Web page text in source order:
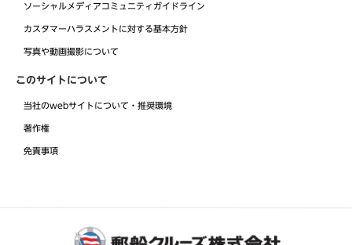
ソーシャルメディアコミュニティガイドライン
カスタマーハラスメントに対する基本方針
写真や動画撮影について
このサイトについて
当社のwebサイトについて・推奨環境
著作権
免責事項